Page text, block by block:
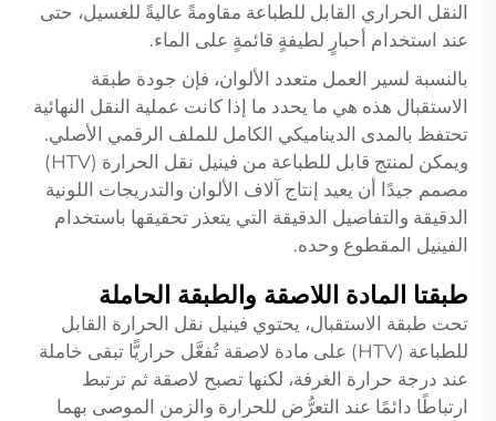
النقل الحراري القابل للطباعة مقاومةً عاليةً للغسيل، حتى
عند استخدام أحبارٍ لطيفةٍ قائمةٍ على الماء.
بالنسبة لسير العمل متعدد الألوان، فإن جودة طبقة
الاستقبال هذه هي ما يحدد ما إذا كانت عملية النقل النهائية
تحتفظ بالمدى الديناميكي الكامل للملف الرقمي الأصلي.
ويمكن لمنتج قابل للطباعة من فينيل نقل الحرارة (HTV)
مصمم جيدًا أن يعيد إنتاج آلاف الألوان والتدريجات اللونية
الدقيقة والتفاصيل الدقيقة التي يتعذر تحقيقها باستخدام
الفينيل المقطوع وحده.
طبقتا المادة اللاصقة والطبقة الحاملة
تحت طبقة الاستقبال، يحتوي فينيل نقل الحرارة القابل
للطباعة (HTV) على مادة لاصقة تُفعَّل حراريًّا تبقى خاملة
عند درجة حرارة الغرفة، لكنها تصبح لاصقة ثم ترتبط
ارتباطًا دائمًا عند التعرُّض للحرارة والزمن الموصى بهما